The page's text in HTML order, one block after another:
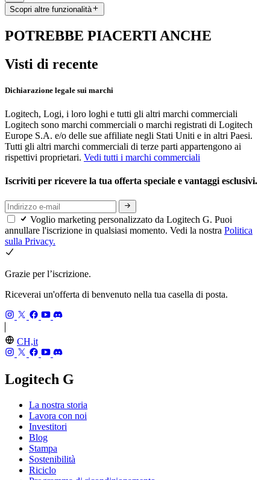
Scopri altre funzionalità
POTREBBE PIACERTI ANCHE
Visti di recente
Dichiarazione legale sui marchi
Logitech, Logi, i loro loghi e tutti gli altri marchi commerciali
Logitech sono marchi commerciali o marchi registrati di Logitech
Europe S.A. e/o delle sue affiliate negli Stati Uniti e in altri Paesi.
Tutti gli altri marchi commerciali di terze parti appartengono ai
rispettivi proprietari. Vedi tutti i marchi commerciali
Iscriviti per ricevere la tua offerta speciale e vantaggi esclusivi.
Voglio marketing personalizzato da Logitech G. Puoi
annullare l'iscrizione in qualsiasi momento. Vedi la nostra Politica
sulla Privacy.
Grazie per l’iscrizione.
Riceverai un'offerta di benvenuto nella tua casella di posta.
CH,it
Logitech G
La nostra storia
Lavora con noi
Investitori
Blog
Stampa
Sostenibilità
Riciclo